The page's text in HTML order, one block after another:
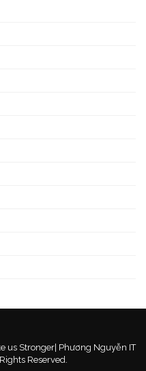
us Stronger| Phương Nguyễn IT
Reserved.